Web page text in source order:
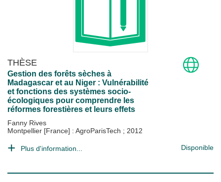
THÈSE
Gestion des forêts sèches à
Madagascar et au Niger : Vulnérabilité
et fonctions des systèmes socio-
écologiques pour comprendre les
réformes forestières et leurs effets
Fanny Rives
Montpellier [France] : AgroParisTech ; 2012
Plus d'information... Disponible